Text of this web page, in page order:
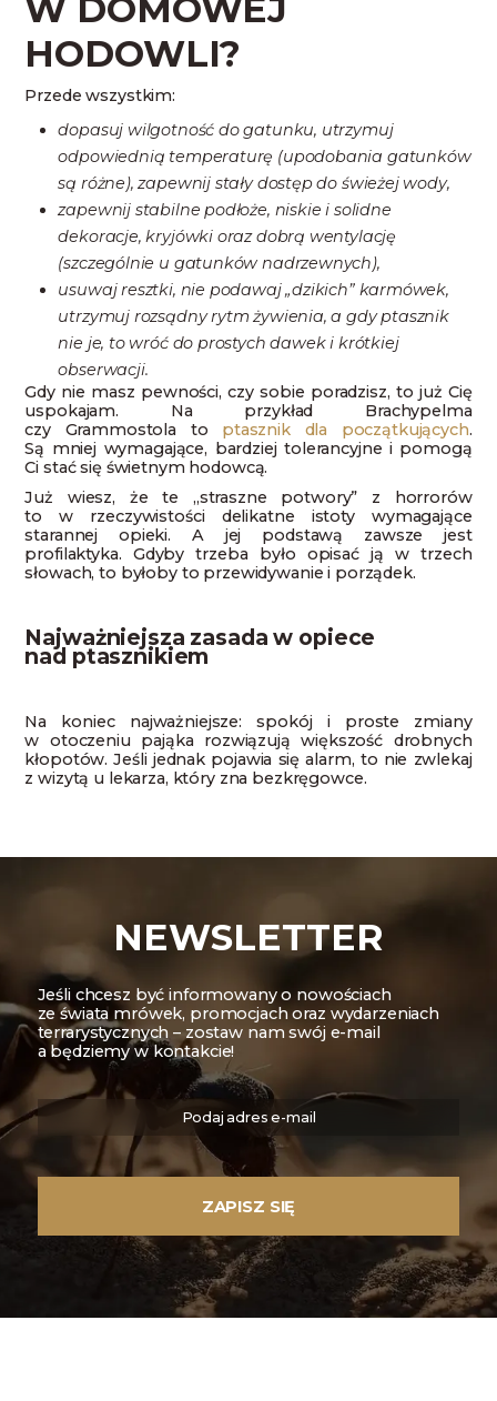
HODOWLI?
Przede wszystkim:
dopasuj wilgotność do gatunku, utrzymuj
odpowiednią temperaturę (upodobania gatunków
są różne), zapewnij stały dostęp do świeżej wody,
zapewnij stabilne podłoże, niskie i solidne
dekoracje, kryjówki oraz dobrą wentylację
(szczególnie u gatunków nadrzewnych),
usuwaj resztki, nie podawaj „dzikich” karmówek,
utrzymuj rozsądny rytm żywienia, a gdy ptasznik
nie je, to wróć do prostych dawek i krótkiej
obserwacji.
Gdy nie masz pewności, czy sobie poradzisz, to już Cię
uspokajam. Na przykład Brachypelma
czy Grammostola to ptasznik dla początkujących.
Są mniej wymagające, bardziej tolerancyjne i pomogą
Ci stać się świetnym hodowcą.
Już wiesz, że te „straszne potwory” z horrorów
to w rzeczywistości delikatne istoty wymagające
starannej opieki. A jej podstawą zawsze jest
profilaktyka. Gdyby trzeba było opisać ją w trzech
słowach, to byłoby to przewidywanie i porządek.
Najważniejsza zasada w opiece
nad ptasznikiem
Na koniec najważniejsze: spokój i proste zmiany
w otoczeniu pająka rozwiązują większość drobnych
kłopotów. Jeśli jednak pojawia się alarm, to nie zwlekaj
z wizytą u lekarza, który zna bezkręgowce.
NEWSLETTER
Jeśli chcesz być informowany o nowościach
ze świata mrówek, promocjach oraz wydarzeniach
terrarystycznych – zostaw nam swój e-mail
a będziemy w kontakcie!